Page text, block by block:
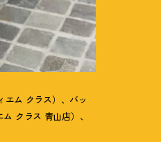
ム クラス）、バッ
クラス 青山店）、